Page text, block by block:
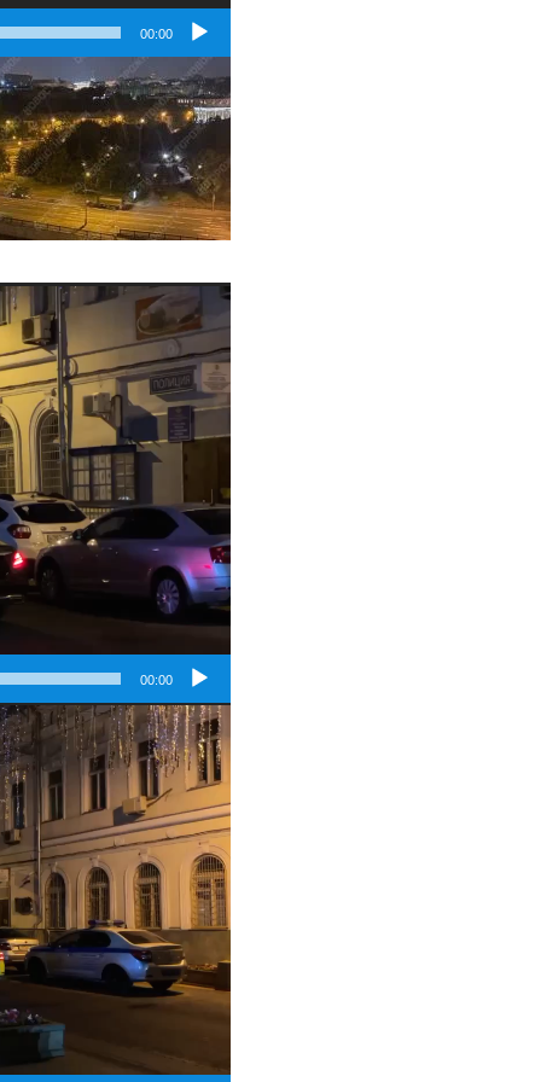
00:00
Video
Player
00:00
Video
Player